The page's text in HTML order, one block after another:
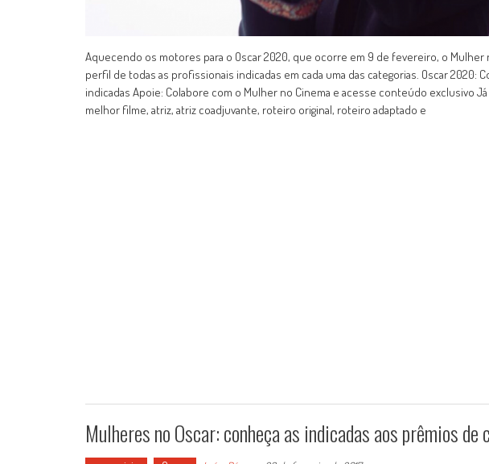
Aquecendo os motores para o Oscar 2020, que ocorre em 9 de fevereiro, o Mulher
perfil de todas as profissionais indicadas em cada uma das categorias. Oscar 2020:
indicadas Apoie: Colabore com o Mulher no Cinema e acesse conteúdo exclusivo
melhor filme, atriz, atriz coadjuvante, roteiro original, roteiro adaptado e
Mulheres no Oscar: conheça as indicadas aos prêmios